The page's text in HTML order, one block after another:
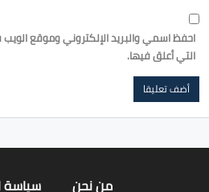
احفظ اسمي والبريد الإلكتروني وموقع
التي أعلق فيها.
من نحن سياسة